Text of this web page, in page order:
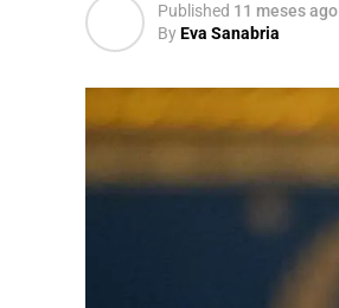
Published 11 meses ago
ByEva Sanabria